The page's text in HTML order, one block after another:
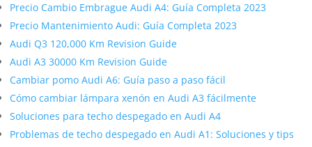
Precio Cambio Embrague Audi A4: Guía Completa 2023
Precio Mantenimiento Audi: Guía Completa 2023
Audi Q3 120,000 Km Revision Guide
Audi A3 30000 Km Revision Guide
Cambiar pomo Audi A6: Guía paso a paso fácil
Cómo cambiar lámpara xenón en Audi A3 fácilmente
Soluciones para techo despegado en Audi A4
Problemas de techo despegado en Audi A1: Soluciones y tips